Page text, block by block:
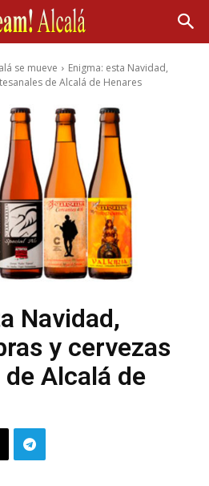
se mueve
Enigma: esta Navidad,
de Alcalá de Henares
Navidad,
y cervezas
Alcalá de